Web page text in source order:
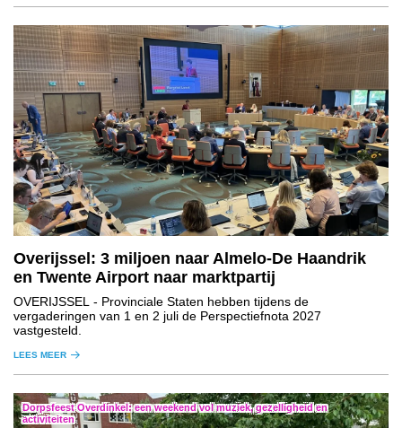
Overijssel: 3 miljoen naar Almelo-De Haandrik
en Twente Airport naar marktpartij
OVERIJSSEL - Provinciale Staten hebben tijdens de
vergaderingen van 1 en 2 juli de Perspectiefnota 2027
vastgesteld.
LEES MEER
Dorpsfeest Overdinkel: een weekend vol muziek, gezelligheid en
activiteiten